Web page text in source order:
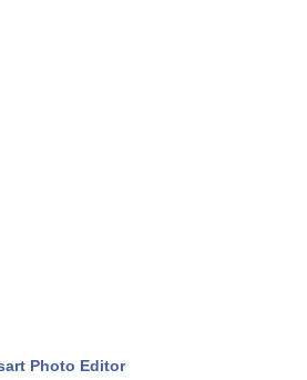
Photo Editor